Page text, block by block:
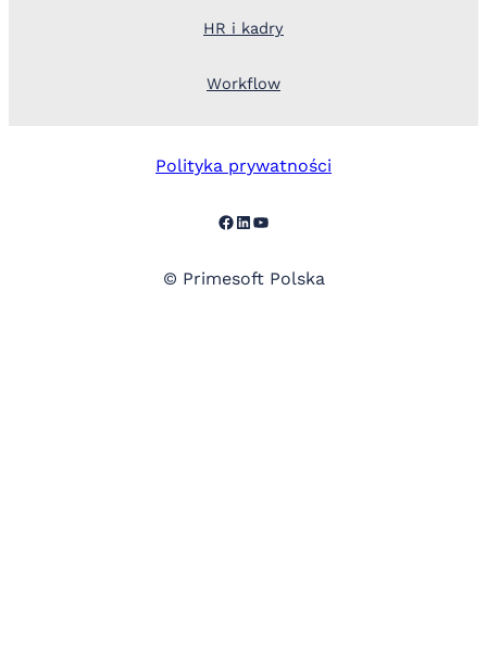
HR i kadry
Workflow
Polityka prywatności
Facebook
LinkedIn
YouTube
© Primesoft Polska